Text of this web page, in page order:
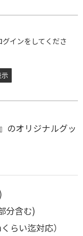
インをしてくださ
のオリジナルグッ
分含む)
らい迄対応）